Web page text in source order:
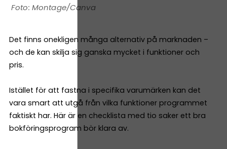
Montage/Canva
Det finns onekligen många alternativ på marknaden –
och de kan skilja sig ganska mycket i funktioner och
pris.
Istället för att fastna i specifika varumärken kan det
vara smart att utgå från vilka funktioner programmet
faktiskt har. Här är en checklista med tio saker ett bra
bokföringsprogram bör klara av.